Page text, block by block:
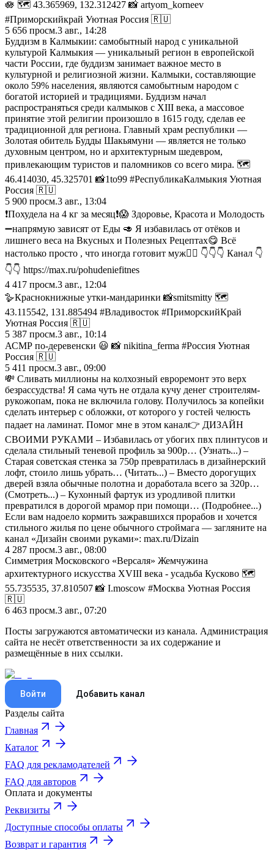
🪷 🗺️ 43.365969, 132.312427 📸 artyom_korneev
#Приморскийкрай Уютная Россия 🇷🇺
5 656 просм.3 авг., 14:28
Буддизм в Калмыкии: самобытный народ с уникальной
культурой Калмыкия — уникальный регион в европейской
части России, где буддизм занимает важное место в
культурной и религиозной жизни. Калмыки, составляющие
около 59% населения, являются самобытным народом с
богатой историей и традициями. Буддизм начал
распространяться среди калмыков с XIII века, а массовое
принятие этой религии произошло в 1615 году, сделав ее
традиционной для региона. Главный храм республики —
Золотая обитель Будды Шакьямуни — является не только
духовным центром, но и архитектурным шедевром,
привлекающим туристов и паломников со всего мира. 🗺️
46.414030, 45.325701 📸1to99 #РеспубликаКалмыкия Уютная
Россия 🇷🇺
5 900 просм.3 авг., 13:04
❗️Похудела на 4 кг за месяц❗️😱 Здоровье, Красота и Молодость
➖напрямую зависят от Еды 🥑 Я избавилась от отёков и
лишнего веса на Вкусных и Полезных Рецептах😋 Всё
настолько просто , что иногда готовит муж🧘‍♀️ 👇👇👇 Канал 👇
👇👇 https://max.ru/pohudeniefitnes
4 417 просм.3 авг., 12:04
🪿Краснокнижные утки-мандаринки 📸smitsmitty 🗺️
43.115542, 131.885494 #Владивосток #ПриморскийКрай
Уютная Россия 🇷🇺
5 387 просм.3 авг., 10:14
АСМР по-деревенски 😃 📸 nikitina_ferma #Россия Уютная
Россия 🇷🇺
5 411 просм.3 авг., 09:00
💸 Сливать миллионы на колхозный евроремонт это верх
безрассудства! Я сама чуть не отдала кучу денег строителям-
рукожопам, пока не включила голову. Получилось за копейки
сделать интерьер с обложки, от которого у гостей челюсть
падает на ламинат. Помог мне в этом канал👉 ДИЗАЙН
СВОИМИ РУКАМИ – Избавилась от убогих пвх плинтусов и
сделала стильный теневой профиль за 900р… (Узнать...) –
Старая советская стенка за 750р превратилась в дизайнерский
лофт, стоило лишь убрать… (Читать...) – Вместо дорогущих
дверей взяла обычные полотна и доработала всего за 320р…
(Смотреть...) – Кухонный фартук из уродливой плитки
превратился в дорогой мрамор при помощи… (Подробнее...)
Если вам надоело кормить зажравшихся прорабов и хочется
стильного жилья по цене обычного строймага — загляните на
канал «Дизайн своими руками»: max.ru/Dizain
4 287 просм.3 авг., 08:00
Симметрия Московского «Версаля» Жемчужина
архитектурного искусства XVIII века - усадьба Кусково 🗺️
55.735535, 37.810507 📸 I.moscow #Москва Уютная Россия
🇷🇺
6 463 просм.3 авг., 07:20
Посты загружаются автоматически из канала. Администрация
сайта не несёт ответственности за их содержание и
размещённые в них ссылки.
Войти Добавить канал
Разделы сайта
Главная
Каталог
FAQ для рекламодателей
FAQ для авторов
Оплата и документы
Реквизиты
Доступные способы оплаты
Возврат и гарантия